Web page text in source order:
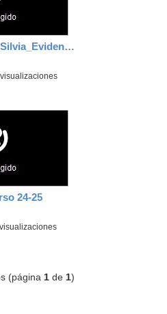
Garcia_Sanchez_Silvia_EvidenciaArea_1
visualizaciones
24-25
visualizaciones
(página 1 de 1)